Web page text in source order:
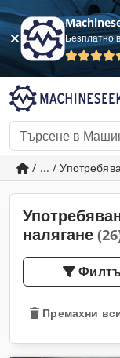
Безплатно
/ ... /
налягане
Премахни